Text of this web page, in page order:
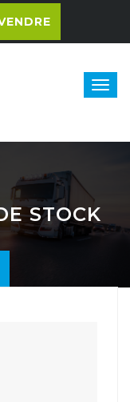
STOCK